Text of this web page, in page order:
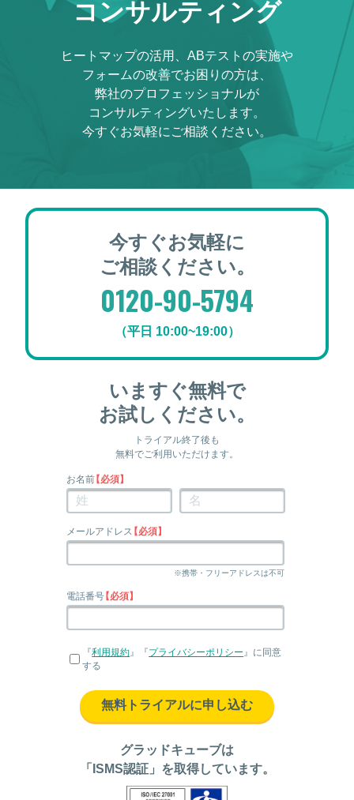
コンサルティング
ヒートマップの活用、ABテストの実施や
フォームの改善でお困りの方は、
弊社のプロフェッショナルが
コンサルティングいたします。
今すぐお気軽にご相談ください。
今すぐお気軽に
ご相談ください。
0120-90-5794
（平日 10:00~19:00）
グラッドキューブは
「ISMS認証」を取得しています。
いますぐ無料で
お試しください。
トライアル終了後も
無料でご利用いただけます。
お名前【必須】
メールアドレス【必須】
※携帯・フリーアドレスは不可
電話番号【必須】
『利用規約 』『プライバシーポリシー 』に同意
する
無料トライアルに申し込む